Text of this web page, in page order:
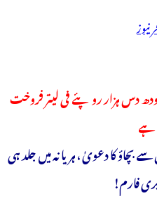
نیوز
دس ہزار روپئے فی لیتر فروخت
ہے
بچاؤ کا دعویٰ ، ہریانہ میں جلد ہی
فارم!